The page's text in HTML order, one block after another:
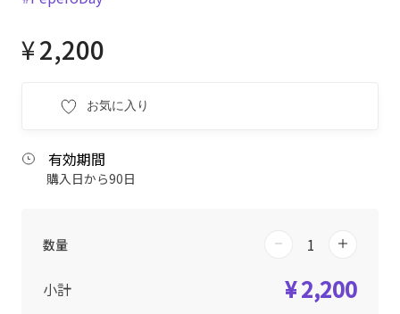
¥2,200
お気に入り
有効期間
購入日から90日
数量
小計 ¥ 2,200